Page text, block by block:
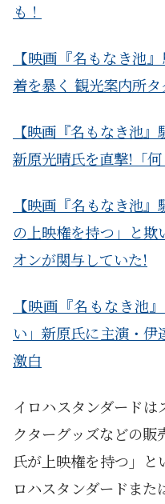
も！
【映画『名もなき池
着を暴く 観光案内所
【映画『名もなき池
新原光晴氏を直撃!「何
【映画『名もなき池
の上映権を持つ」と欺
オンが関与していた!
【映画『名もなき池
い」新原氏に主演・
激白
イロハスタンダードは
クターグッズなどの
氏が上映権を持つ」と
ロハスタンダードま